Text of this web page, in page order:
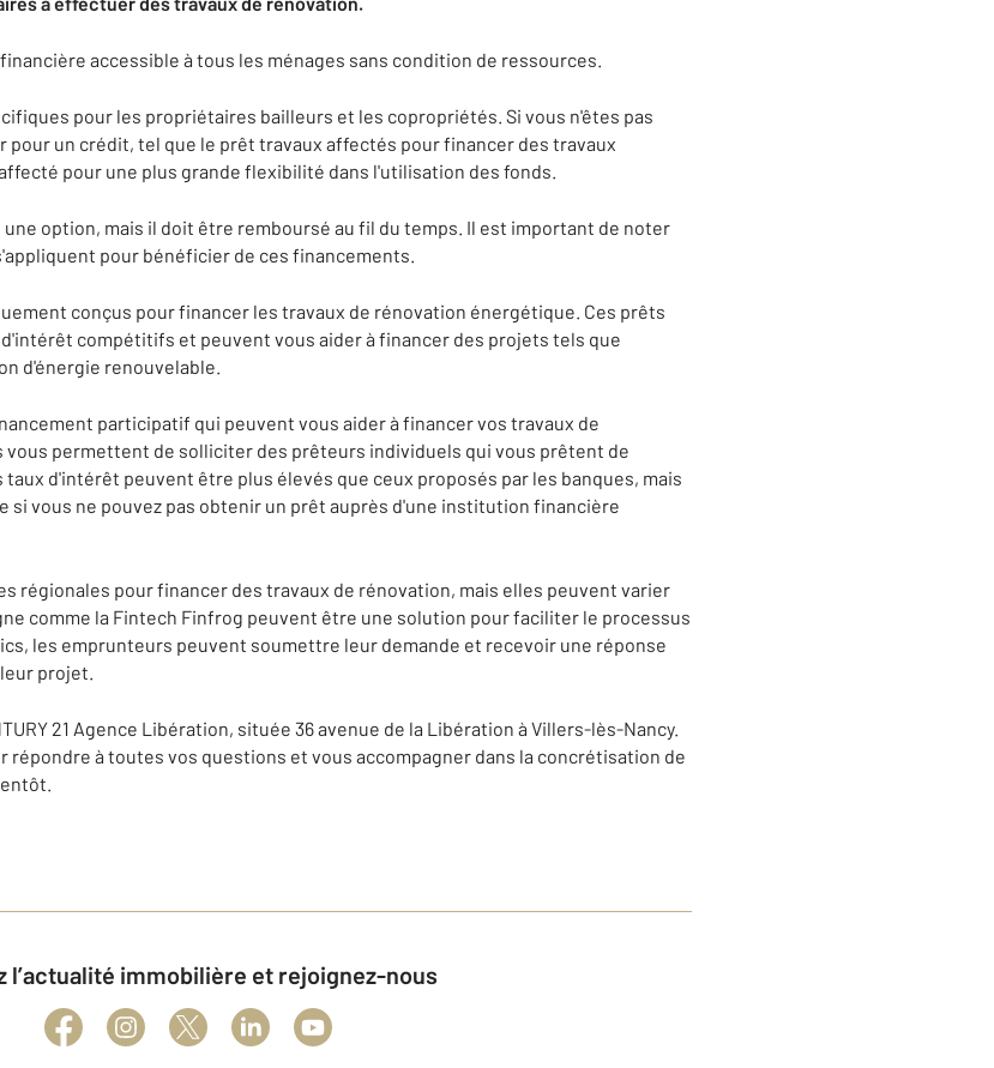
accessible à tous les ménages sans condition de ressources.
pour les propriétaires bailleurs et les copropriétés. Si vous n'êtes pas
pour un crédit, tel que le prêt travaux affectés pour financer des travaux
pour une plus grande flexibilité dans l'utilisation des fonds.
option, mais il doit être remboursé au fil du temps. Il est important de noter
pour bénéficier de ces financements.
conçus pour financer les travaux de rénovation énergétique. Ces prêts
compétitifs et peuvent vous aider à financer des projets tels que
d'énergie renouvelable.
participatif qui peuvent vous aider à financer vos travaux de
permettent de solliciter des prêteurs individuels qui vous prêtent de
d'intérêt peuvent être plus élevés que ceux proposés par les banques, mais
vous ne pouvez pas obtenir un prêt auprès d'une institution financière
régionales pour financer des travaux de rénovation, mais elles peuvent varier
comme la Fintech Finfrog peuvent être une solution pour faciliter le processus
les emprunteurs peuvent soumettre leur demande et recevoir une réponse
projet.
21 Agence Libération, située 36 avenue de la Libération à Villers-lès-Nancy.
à toutes vos questions et vous accompagner dans la concrétisation de
l’actualité immobilière et rejoignez-nous